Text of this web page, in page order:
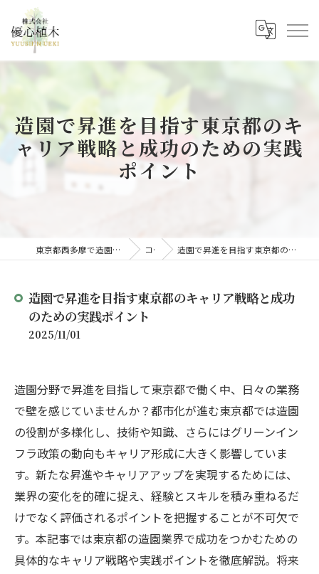
造園で昇進を目指す東京都のキ
ャリア戦略と成功のための実践
ポイント
東京都西多摩で造園の求人なら株式会社優心植木 コラム 造園で昇進を目指す東京都のキャリア戦略と成功のための実践ポイント
造園で昇進を目指す東京都のキャリア戦略と成功
のための実践ポイント
2025/11/01
造園分野で昇進を目指して東京都で働く中、日々の業務
で壁を感じていませんか？都市化が進む東京都では造園
の役割が多様化し、技術や知識、さらにはグリーンイン
フラ政策の動向もキャリア形成に大きく影響していま
す。新たな昇進やキャリアアップを実現するためには、
業界の変化を的確に捉え、経験とスキルを積み重ねるだ
けでなく評価されるポイントを把握することが不可欠で
す。本記事では東京都の造園業界で成功をつかむための
具体的なキャリア戦略や実践ポイントを徹底解説。将来